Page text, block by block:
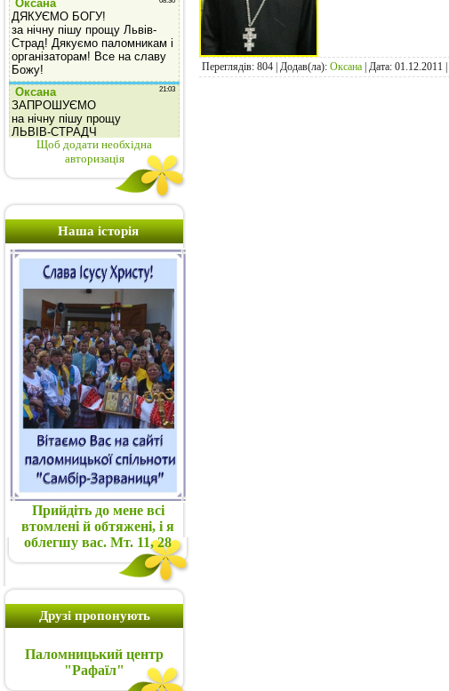
Щоб додати необхідна
авторизація
Наша історія
Прийдіть до мене всі
втомлені й обтяжені, і я
облегшу вас. Мт. 11, 28
Друзі пропонують
Паломницький центр
"Рафаїл"
Переглядів: 804 | Додав(ла): Оксана | Дата: 01.12.2011